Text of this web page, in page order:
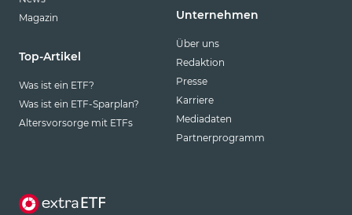
Magazin
Top-Artikel
Was ist ein ETF?
Was ist ein ETF-Sparplan?
Altersvorsorge mit ETFs
Unternehmen
Über uns
Redaktion
Presse
Karriere
Mediadaten
Partnerprogramm